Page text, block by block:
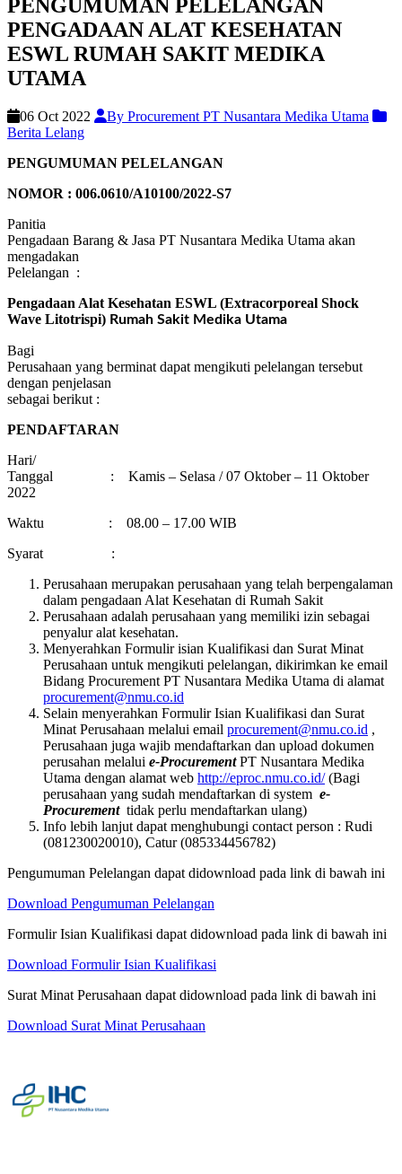
PENGUMUMAN PELELANGAN
PENGADAAN ALAT KESEHATAN
ESWL RUMAH SAKIT MEDIKA
UTAMA
06 Oct 2022
By Procurement PT Nusantara Medika Utama
Berita Lelang
PENGUMUMAN PELELANGAN
NOMOR : 006.0610/A10100/2022-S7
Panitia
Pengadaan Barang & Jasa PT Nusantara Medika Utama akan
mengadakan
Pelelangan :
Pengadaan Alat Kesehatan ESWL (Extracorporeal Shock
Wave Litotrispi) Rumah Sakit Medika Utama
Bagi
Perusahaan yang berminat dapat mengikuti pelelangan tersebut
dengan penjelasan
sebagai berikut :
PENDAFTARAN
Hari/
Tanggal : Kamis – Selasa / 07 Oktober – 11 Oktober
2022
Waktu : 08.00 – 17.00 WIB
Syarat :
Perusahaan merupakan perusahaan yang telah berpengalaman
dalam pengadaan Alat Kesehatan di Rumah Sakit
Perusahaan adalah perusahaan yang memiliki izin sebagai
penyalur alat kesehatan.
Menyerahkan Formulir isian Kualifikasi dan Surat Minat
Perusahaan untuk mengikuti pelelangan, dikirimkan ke email
Bidang Procurement PT Nusantara Medika Utama di alamat
procurement@nmu.co.id
Selain menyerahkan Formulir Isian Kualifikasi dan Surat
Minat Perusahaan melalui email procurement@nmu.co.id ,
Perusahaan juga wajib mendaftarkan dan upload dokumen
perusahan melalui e-ProcurementPT Nusantara Medika
Utama dengan alamat web http://eproc.nmu.co.id/(Bagi
perusahaan yang sudah mendaftarkan di system e-
Procurementtidak perlu mendaftarkan ulang)
Info lebih lanjut dapat menghubungi contact person : Rudi
(081230020010), Catur (085334456782)
Pengumuman Pelelangan dapat didownload pada link di bawah ini
Download Pengumuman Pelelangan
Formulir Isian Kualifikasi dapat didownload pada link di bawah ini
Download Formulir Isian Kualifikasi
Surat Minat Perusahaan dapat didownload pada link di bawah ini
Download Surat Minat Perusahaan